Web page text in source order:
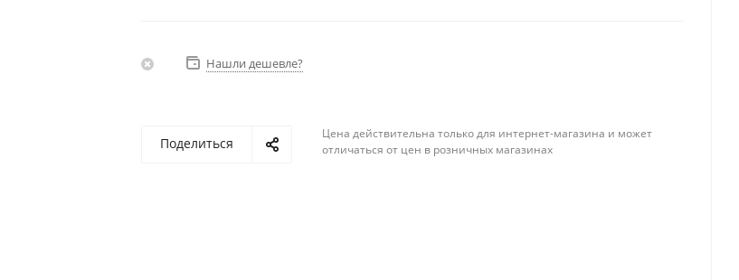
Нашли дешевле?
Поделиться
Цена действительна только для интернет-магазина и может
отличаться от цен в розничных магазинах